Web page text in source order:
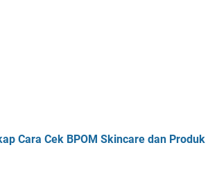
Cara Cek BPOM Skincare dan Produk